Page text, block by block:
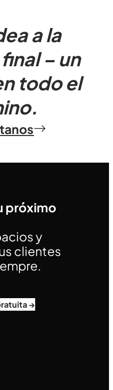
a la
– un
todo el
próximo
y
clientes
→